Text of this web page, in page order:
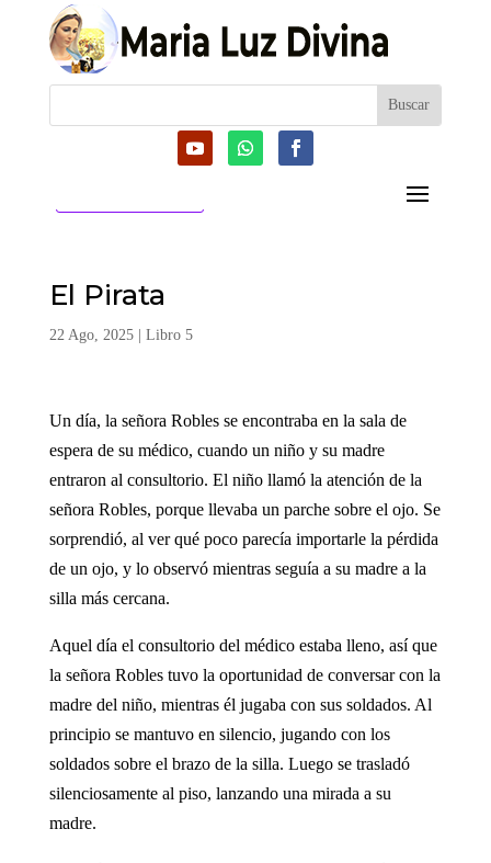
El Pirata
22 Ago, 2025| Libro 5
Un día, la señora Robles se encontraba en la sala de
espera de su médico, cuando un niño y su madre
entraron al consultorio. El niño llamó la atención de la
señora Robles, porque llevaba un parche sobre el ojo. Se
sorprendió, al ver qué poco parecía importarle la pérdida
de un ojo, y lo observó mientras seguía a su madre a la
silla más cercana.
Aquel día el consultorio del médico estaba lleno, así que
la señora Robles tuvo la oportunidad de conversar con la
madre del niño, mientras él jugaba con sus soldados. Al
principio se mantuvo en silencio, jugando con los
soldados sobre el brazo de la silla. Luego se trasladó
silenciosamente al piso, lanzando una mirada a su
madre.